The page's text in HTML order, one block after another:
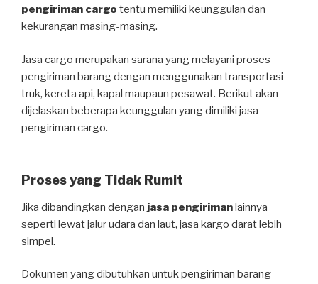
pengiriman cargo tentu memiliki keunggulan dan
kekurangan masing-masing.
Jasa cargo merupakan sarana yang melayani proses
pengiriman barang dengan menggunakan transportasi
truk, kereta api, kapal maupaun pesawat. Berikut akan
dijelaskan beberapa keunggulan yang dimiliki jasa
pengiriman cargo.
Proses yang Tidak Rumit
Jika dibandingkan dengan jasa pengirimanlainnya
seperti lewat jalur udara dan laut, jasa kargo darat lebih
simpel.
Dokumen yang dibutuhkan untuk pengiriman barang